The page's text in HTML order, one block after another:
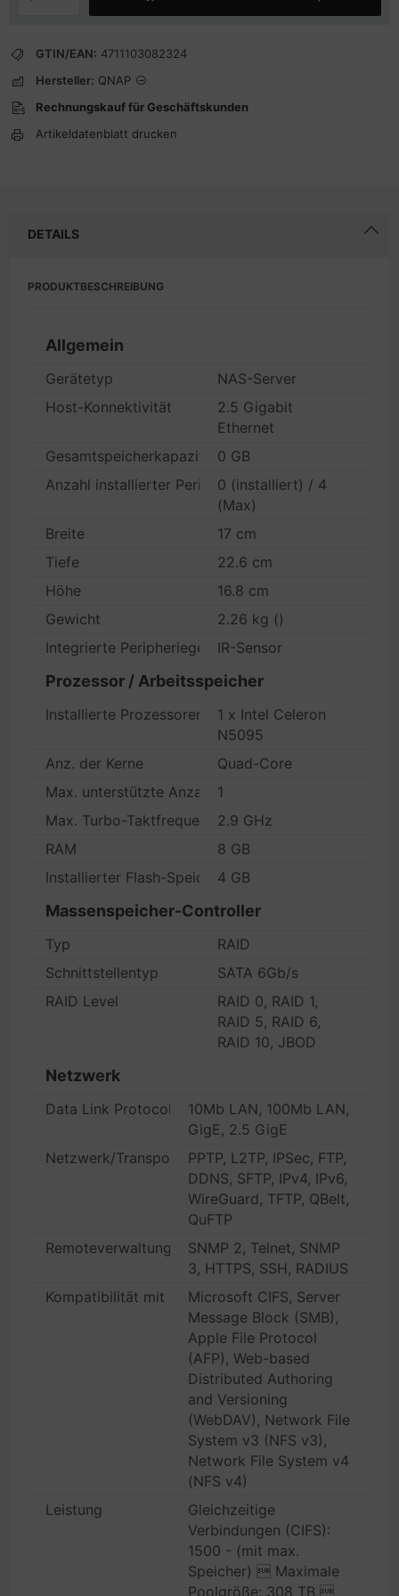
GTIN/EAN: 4711103082324
Hersteller: QNAP
Rechnungskauf für Geschäftskunden
Artikeldatenblatt drucken
DETAILS
PRODUKTBESCHREIBUNG
Allgemein
Gerätetyp
NAS-Server
Host-Konnektivität
2.5 Gigabit
Ethernet
Gesamtspeicherkapazität 0 GB
Anzahl installierter Peripheriegeräte/Module
0 (installiert) / 4
(Max)
Breite
17 cm
Tiefe
22.6 cm
Höhe
16.8 cm
Gewicht
2.26 kg ()
Integrierte PeripheriegeräteIR-Sensor
Prozessor / Arbeitsspeicher
Installierte Prozessoren
1 x Intel Celeron
N5095
Anz. der Kerne
Quad-Core
Max. unterstützte Anzahl
1
Max. Turbo-Taktfrequenz
2.9 GHz
RAM
8 GB
Installierter Flash-Speicher4 GB
Massenspeicher-Controller
Typ
RAID
Schnittstellentyp
SATA 6Gb/s
RAID Level
RAID 0, RAID 1,
RAID 5, RAID 6,
RAID 10, JBOD
Netzwerk
Data Link Protocol
10Mb LAN, 100Mb LAN,
GigE, 2.5 GigE
Netzwerk/TransportprotokollPPTP, L2TP, IPSec, FTP,
DDNS, SFTP, IPv4, IPv6,
WireGuard, TFTP, QBelt,
QuFTP
RemoteverwaltungsprotokollSNMP 2, Telnet, SNMP
3, HTTPS, SSH, RADIUS
Kompatibilität mit Netzwerk-Services
Microsoft CIFS, Server
Message Block (SMB),
Apple File Protocol
(AFP), Web-based
Distributed Authoring
and Versioning
(WebDAV), Network File
System v3 (NFS v3),
Network File System v4
(NFS v4)
Leistung
Gleichzeitige
Verbindungen (CIFS):
1500 - (mit max.
Speicher)  Maximale
Poolgröße: 308 TB 